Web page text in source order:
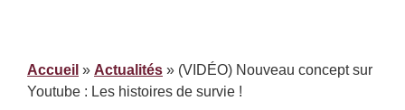
Accueil » Actualités » (VIDÉO) Nouveau concept sur
Youtube : Les histoires de survie !